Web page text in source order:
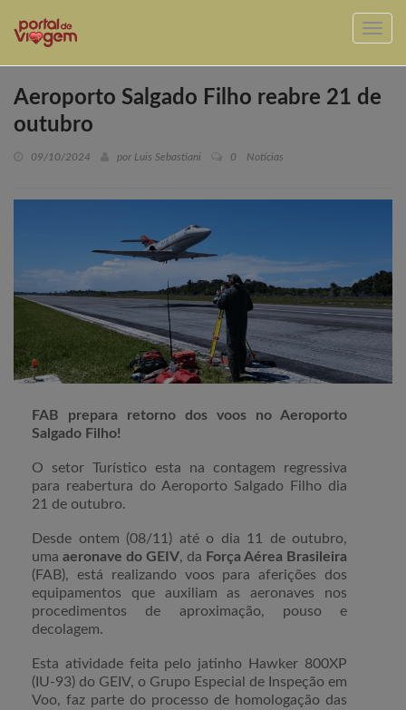
Aeroporto Salgado Filho reabre 21 de
outubro
09/10/2024 por Luis Sebastiani 0 Notícias
FAB prepara retorno dos voos no Aeroporto
Salgado Filho!
O setor Turístico esta na contagem regressiva
para reabertura do Aeroporto Salgado Filho dia
21 de outubro.
Desde ontem (08/11) até o dia 11 de outubro,
uma aeronave do GEIV, da Força Aérea Brasileira
(FAB), está realizando voos para aferições dos
equipamentos que auxiliam as aeronaves nos
procedimentos de aproximação, pouso e
decolagem.
Esta atividade feita pelo jatinho Hawker 800XP
(IU-93) do GEIV, o Grupo Especial de Inspeção em
Voo, faz parte do processo de homologação das